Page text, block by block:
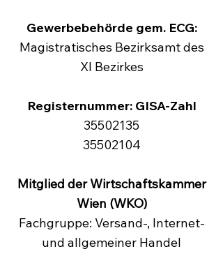
Gewerbebehörde gem. ECG:
Magistratisches Bezirksamt des
XI Bezirkes
Registernummer: GISA-Zahl
35502135
35502104
Mitglied der Wirtschaftskammer
Wien (WKO)
Fachgruppe: Versand-, Internet-
und allgemeiner Handel